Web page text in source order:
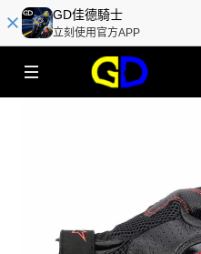
GD佳德騎士
立刻使用官方APP